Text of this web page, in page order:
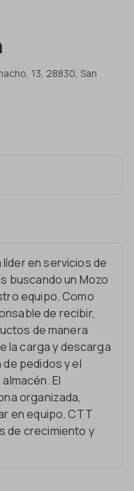
13, 28830, San
en servicios de
buscando un Mozo
equipo. Como
de recibir,
de manera
la carga y descarga
pedidos y el
El
organizada,
en equipo. CTT
de crecimiento y